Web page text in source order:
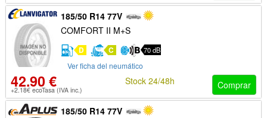
185/50 R14 77V
COMFORT II M+S
D C 70 dB
Ver ficha del neumático
42.90 €
+2.18€ ecoTasa (IVA inc.) Comprar
Stock 24/48h
185/50 R14 77V